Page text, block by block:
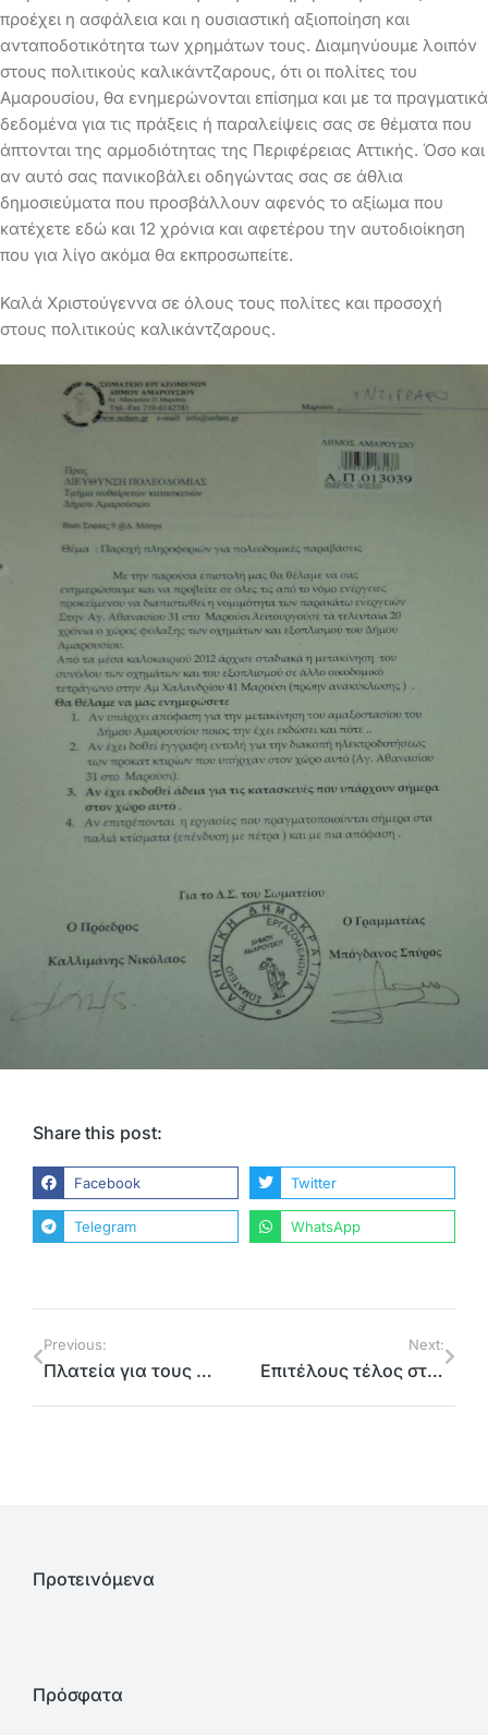
προέχει η ασφάλεια και η ουσιαστική αξιοποίηση και
ανταποδοτικότητα των χρημάτων τους. Διαμηνύουμε λοιπόν
στους πολιτικούς καλικάντζαρους, ότι οι πολίτες του
Αμαρουσίου, θα ενημερώνονται επίσημα και με τα πραγματικά
δεδομένα για τις πράξεις ή παραλείψεις σας σε θέματα που
άπτονται της αρμοδιότητας της Περιφέρειας Αττικής. Όσο και
αν αυτό σας πανικοβάλει οδηγώντας σας σε άθλια
δημοσιεύματα που προσβάλλουν αφενός το αξίωμα που
κατέχετε εδώ και 12 χρόνια και αφετέρου την αυτοδιοίκηση
που για λίγο ακόμα θα εκπροσωπείτε.
Καλά Χριστούγεννα σε όλους τους πολίτες και προσοχή
στους πολιτικούς καλικάντζαρους.
Share this post:
Facebook Twitter
Telegram WhatsApp
Previous:
Πλατεία για τους Μαρουσιώτες και όχι ιδιωτικό πάρκινγκ με γκρίζες ζώνες
Next:
Επιτέλους τέλος στην πλαστική σακούλα, τη θανάσιμη απειλή για το οικοσύστημα
Προτεινόμενα
Πρόσφατα